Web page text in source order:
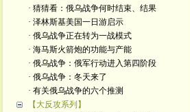
· 猜猜看：俄乌战争何时结束、结果
· 泽林斯基美国一日游启示
· 俄乌战争正在转为一战模式
· 海马斯火箭炮的功能与产能
· 俄乌战争：俄军行动进入第四阶段
· 俄乌战争：冬天来了
· 有关俄乌战争的六个推测
【大反攻系列】